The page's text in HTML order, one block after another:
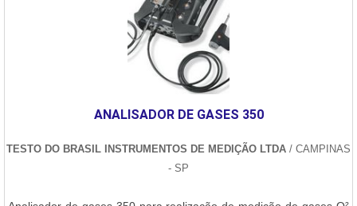
ANALISADOR DE GASES 350
TESTO DO BRASIL INSTRUMENTOS DE MEDIÇÃO LTDA / CAMPINAS
- SP